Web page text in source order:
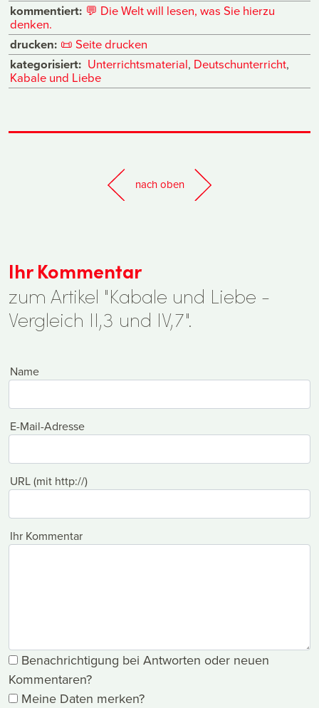
kommentiert: 💬 Die Welt will lesen, was Sie hierzu
denken.
drucken: 📜 Seite drucken
kategorisiert: Unterrichtsmaterial, Deutschunterricht,
Kabale und Liebe
nach oben
Ihr Kommentar
zum Artikel "Kabale und Liebe -
Vergleich II,3 und IV,7".
Name
E-Mail-Adresse
URL (mit http://)
Ihr Kommentar
Benachrichtigung bei Antworten oder neuen
Kommentaren?
Meine Daten merken?